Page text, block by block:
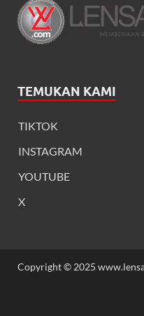
TEMUKAN KAMI
TIKTOK
INSTAGRAM
YOUTUBE
X
Copyright © 2025